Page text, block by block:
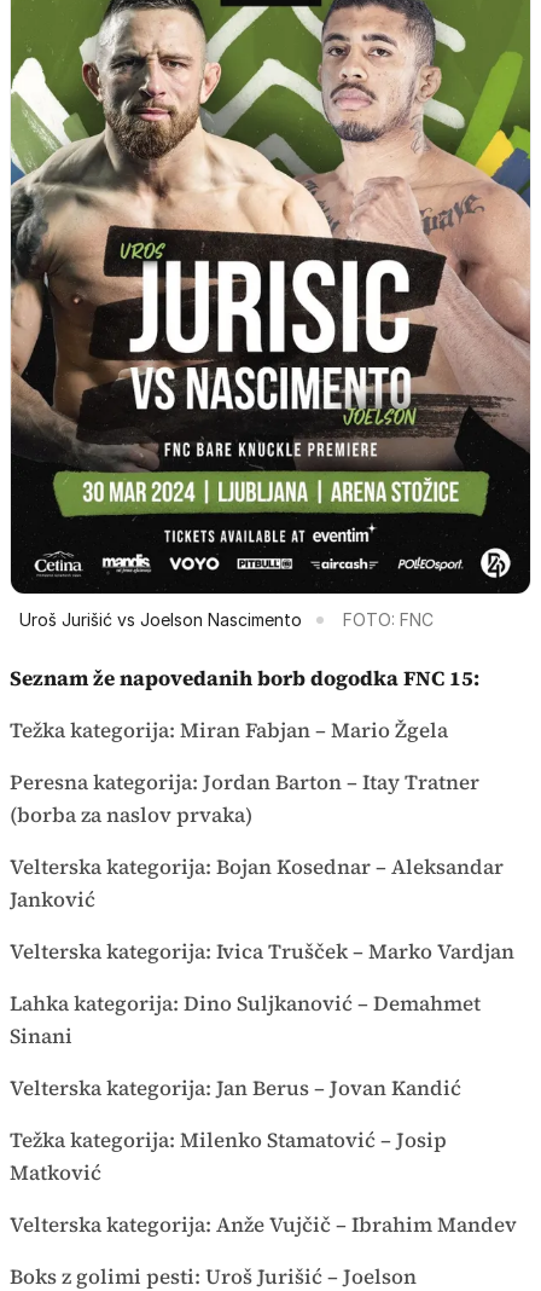
Uroš Jurišić vs Joelson Nascimento FOTO: FNC
Seznam že napovedanih borb dogodkaFNC 15:
Težka kategorija: Miran Fabjan – Mario Žgela
Peresna kategorija: Jordan Barton –Itay Tratner
(borba za naslov prvaka)
Velterska kategorija: Bojan Kosednar – Aleksandar
Janković
Velterska kategorija: Ivica Trušček – Marko Vardjan
Lahka kategorija: Dino Suljkanović – Demahmet
Sinani
Velterska kategorija: Jan Berus – Jovan Kandić
Težka kategorija: Milenko Stamatović – Josip
Matković
Velterska kategorija: Anže Vujčič – Ibrahim Mandev
Boks z golimi pesti: Uroš Jurišić – Joelson